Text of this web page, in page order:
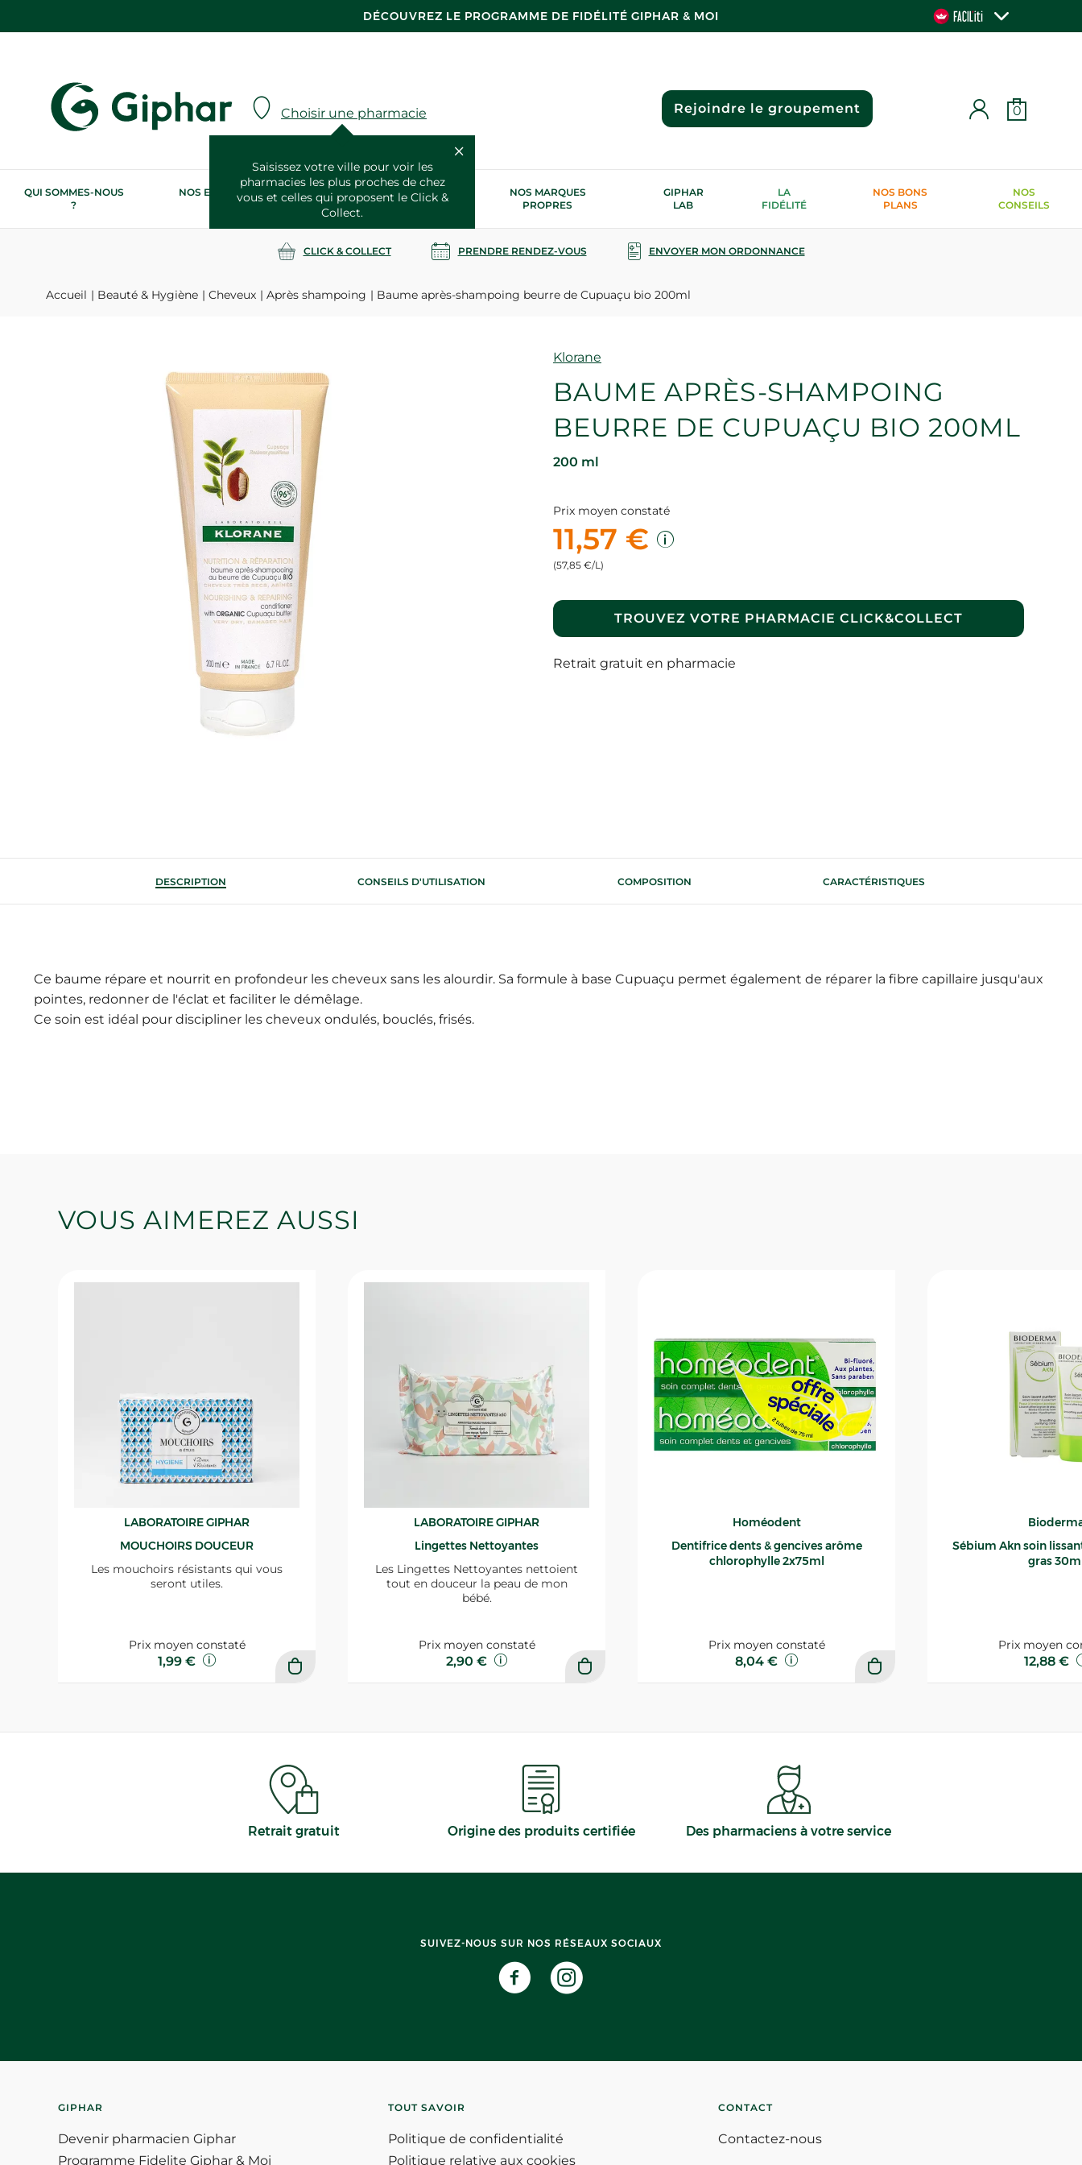
DÉCOUVREZ LE PROGRAMME DE FIDÉLITÉ GIPHAR & MOI
Choisir une pharmacie
Saisissez votre ville pour voir les
pharmacies les plus proches de chez
vous et celles qui proposent le Click &
Collect.
Rejoindre le groupement 0
QUI SOMMES-NOUS
?
NOS ENGAGEMENTS
RSE
NOS SERVICES
SANTÉ
NOS MARQUES
PROPRES
GIPHAR
LAB
LA
FIDÉLITÉ
NOS BONS
PLANS
NOS
CONSEILS
CLICK & COLLECT PRENDRE RENDEZ-VOUS ENVOYER MON ORDONNANCE
Accueil Beauté & Hygiène Cheveux Après shampoing Baume après-shampoing beurre de Cupuaçu bio 200ml
Marque
Klorane
BAUME APRÈS-SHAMPOING
BEURRE DE CUPUAÇU BIO 200ML
200 ml
Prix moyen constaté
11,57 €
(57,85 €/L)
TROUVEZ VOTRE PHARMACIE CLICK&COLLECT
Retrait gratuit en pharmacie
DESCRIPTION CONSEILS D'UTILISATION COMPOSITION CARACTÉRISTIQUES
Ce baume répare et nourrit en profondeur les cheveux sans les alourdir. Sa formule à base Cupuaçu permet également de réparer la fibre capillaire jusqu'aux
pointes, redonner de l'éclat et faciliter le démêlage.
Ce soin est idéal pour discipliner les cheveux ondulés, bouclés, frisés.
VOUS AIMEREZ AUSSI
LABORATOIRE GIPHAR
MOUCHOIRS DOUCEUR
Les mouchoirs résistants qui vous
seront utiles.
Prix moyen constaté
1,99 €
LABORATOIRE GIPHAR
Lingettes Nettoyantes
Les Lingettes Nettoyantes nettoient
tout en douceur la peau de mon
bébé.
Prix moyen constaté
2,90 €
Homéodent
Dentifrice dents & gencives arôme
chlorophylle 2x75ml
Prix moyen constaté
8,04 €
Sébium Akn soin lissant
gras
Prix moyen
12,88 €
Retrait gratuit Origine des produits certifiée Des pharmaciens à votre service
SUIVEZ-NOUS SUR NOS RÉSEAUX SOCIAUX
GIPHAR
Devenir pharmacien Giphar
Programme Fidelite Giphar & Moi
TOUT SAVOIR
Politique de confidentialité
Politique relative aux cookies
CONTACT
Contactez-nous